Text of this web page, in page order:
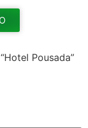
Pousada”